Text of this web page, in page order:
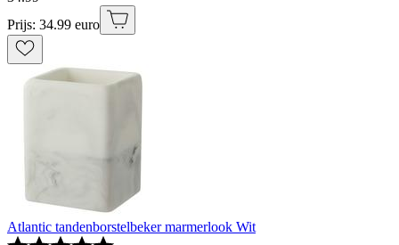
Prijs: 34.99 euro
Atlantic tandenborstelbeker marmerlook Wit